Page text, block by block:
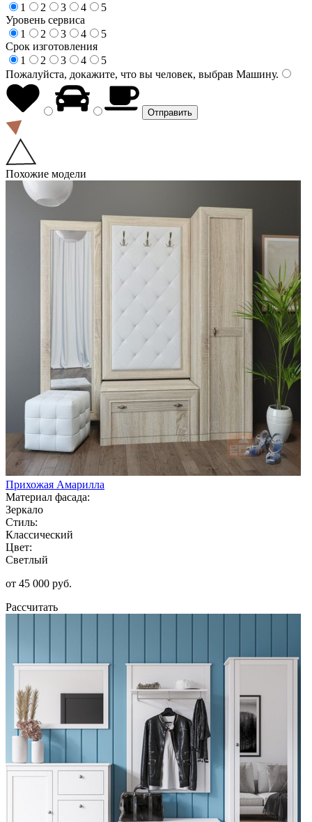
1
2 3 4
5
Уровень сервиса
1
2 3 4
5
Срок изготовления
1
2 3 4
5
Пожалуйста, докажите, что вы человек, выбрав Машину.
Похожие модели
Прихожая Амарилла
Материал фасада:
Зеркало
Стиль:
Классический
Цвет:
Светлый
от 45 000 руб.
Рассчитать